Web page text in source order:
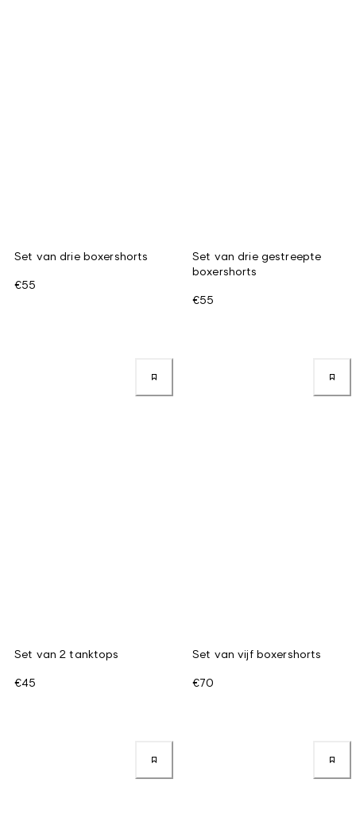
Set van drie boxershorts
€55
Set van drie gestreepte
boxershorts
€55
Set van 2 tanktops
€45
Set van vijf boxershorts
€70